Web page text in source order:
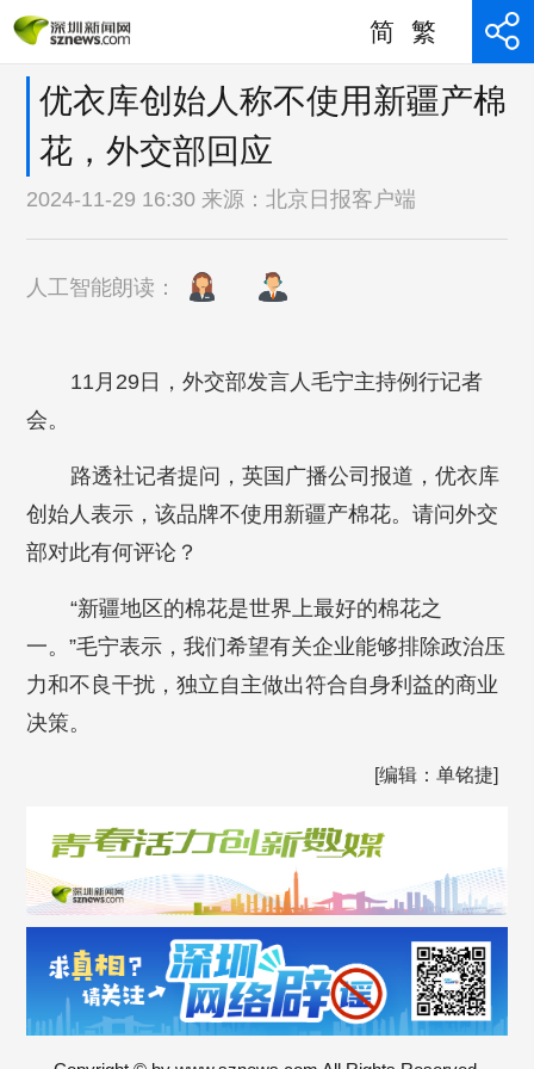
简 繁
优衣库创始人称不使用新疆产棉
花，外交部回应
2024-11-29 16:30 来源：北京日报客户端
人工智能朗读：
11月29日，外交部发言人毛宁主持例行记者
会。
路透社记者提问，英国广播公司报道，优衣库
创始人表示，该品牌不使用新疆产棉花。请问外交
部对此有何评论？
“新疆地区的棉花是世界上最好的棉花之
一。”毛宁表示，我们希望有关企业能够排除政治压
力和不良干扰，独立自主做出符合自身利益的商业
决策。
[编辑：单铭捷]